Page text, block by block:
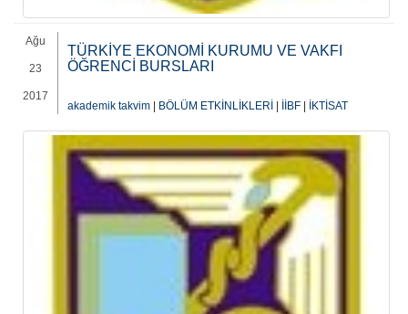
Ağu
23
2017
TÜRKİYE EKONOMİ KURUMU VE VAKFI
ÖĞRENCİ BURSLARI
akademik takvim | BÖLÜM ETKİNLİKLERİ | İİBF | İKTİSAT